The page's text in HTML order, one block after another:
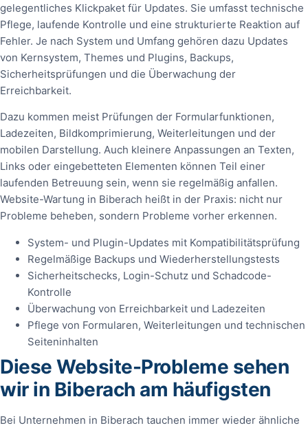
gelegentliches Klickpaket für Updates. Sie umfasst technische
Pflege, laufende Kontrolle und eine strukturierte Reaktion auf
Fehler. Je nach System und Umfang gehören dazu Updates
von Kernsystem, Themes und Plugins, Backups,
Sicherheitsprüfungen und die Überwachung der
Erreichbarkeit.
Dazu kommen meist Prüfungen der Formularfunktionen,
Ladezeiten, Bildkomprimierung, Weiterleitungen und der
mobilen Darstellung. Auch kleinere Anpassungen an Texten,
Links oder eingebetteten Elementen können Teil einer
laufenden Betreuung sein, wenn sie regelmäßig anfallen.
Website-Wartung in Biberach heißt in der Praxis: nicht nur
Probleme beheben, sondern Probleme vorher erkennen.
System- und Plugin-Updates mit Kompatibilitätsprüfung
Regelmäßige Backups und Wiederherstellungstests
Sicherheitschecks, Login-Schutz und Schadcode-
Kontrolle
Überwachung von Erreichbarkeit und Ladezeiten
Pflege von Formularen, Weiterleitungen und technischen
Seiteninhalten
Diese Website-Probleme sehen
wir in Biberach am häufigsten
Bei Unternehmen in Biberach tauchen immer wieder ähnliche